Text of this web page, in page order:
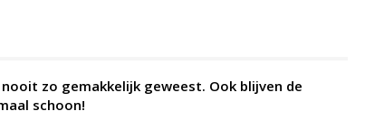
zo gemakkelijk geweest. Ook blijven de
schoon!